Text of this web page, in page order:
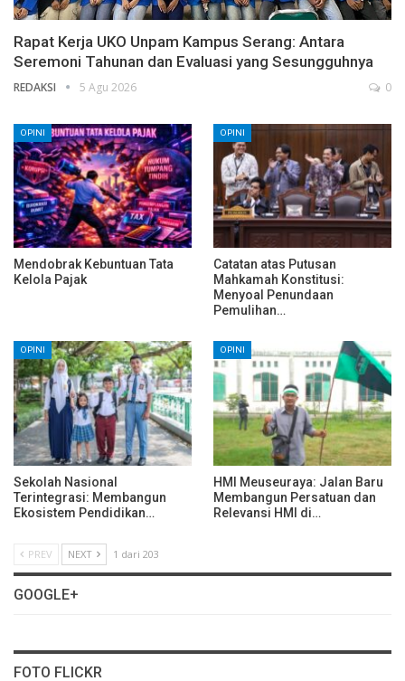
Rapat Kerja UKO Unpam Kampus Serang: Antara
Seremoni Tahunan dan Evaluasi yang Sesungguhnya
REDAKSI 5 Agu 2026 0
OPINI
Mendobrak Kebuntuan Tata
Kelola Pajak
OPINI
Catatan atas Putusan
Mahkamah Konstitusi:
Menyoal Penundaan
Pemulihan…
OPINI
Sekolah Nasional
Terintegrasi: Membangun
Ekosistem Pendidikan…
OPINI
HMI Meuseuraya: Jalan Baru
Membangun Persatuan dan
Relevansi HMI di…
PREV NEXT 1 dari 203
GOOGLE+
FOTO FLICKR